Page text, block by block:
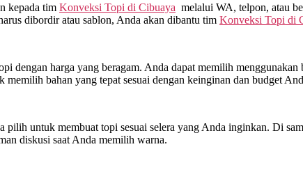
kepada tim Konveksi Topi di Cibuaya melalui WA, telpon, atau
dibordir atau sablon, Anda akan dibantu tim Konveksi Topi di
dengan harga yang beragam. Anda dapat memilih
memilih bahan yang tepat sesuai dengan keinginan dan budget
pilih untuk membuat topi sesuai selera yang Anda inginkan. Di
diskusi saat Anda memilih warna.